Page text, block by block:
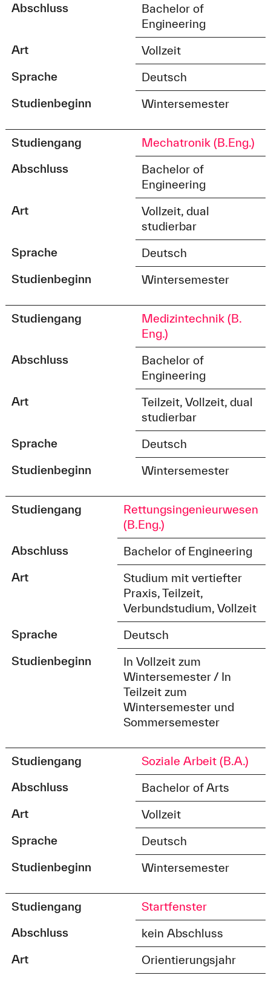
Abschluss
Bachelor of
Engineering
Art
Vollzeit
Sprache
Deutsch
Studienbeginn
Wintersemester
Studiengang
Mechatronik (B.Eng.)
Abschluss
Bachelor of
Engineering
Art
Vollzeit, dual
studierbar
Sprache
Deutsch
Studienbeginn
Wintersemester
Studiengang
Medizintechnik (B.
Eng.)
Abschluss
Bachelor of
Engineering
Art
Teilzeit, Vollzeit, dual
studierbar
Sprache
Deutsch
Studienbeginn
Wintersemester
Studiengang
Rettungsingenieurwesen
(B.Eng.)
Abschluss
Bachelor of Engineering
Art
Studium mit vertiefter
Praxis, Teilzeit,
Verbundstudium, Vollzeit
Sprache
Deutsch
Studienbeginn
In Vollzeit zum
Wintersemester / In
Teilzeit zum
Wintersemester und
Sommersemester
Studiengang
Soziale Arbeit (B.A.)
Abschluss
Bachelor of Arts
Art
Vollzeit
Sprache
Deutsch
Studienbeginn
Wintersemester
Studiengang
Startfenster
Abschluss
kein Abschluss
Art
Orientierungsjahr